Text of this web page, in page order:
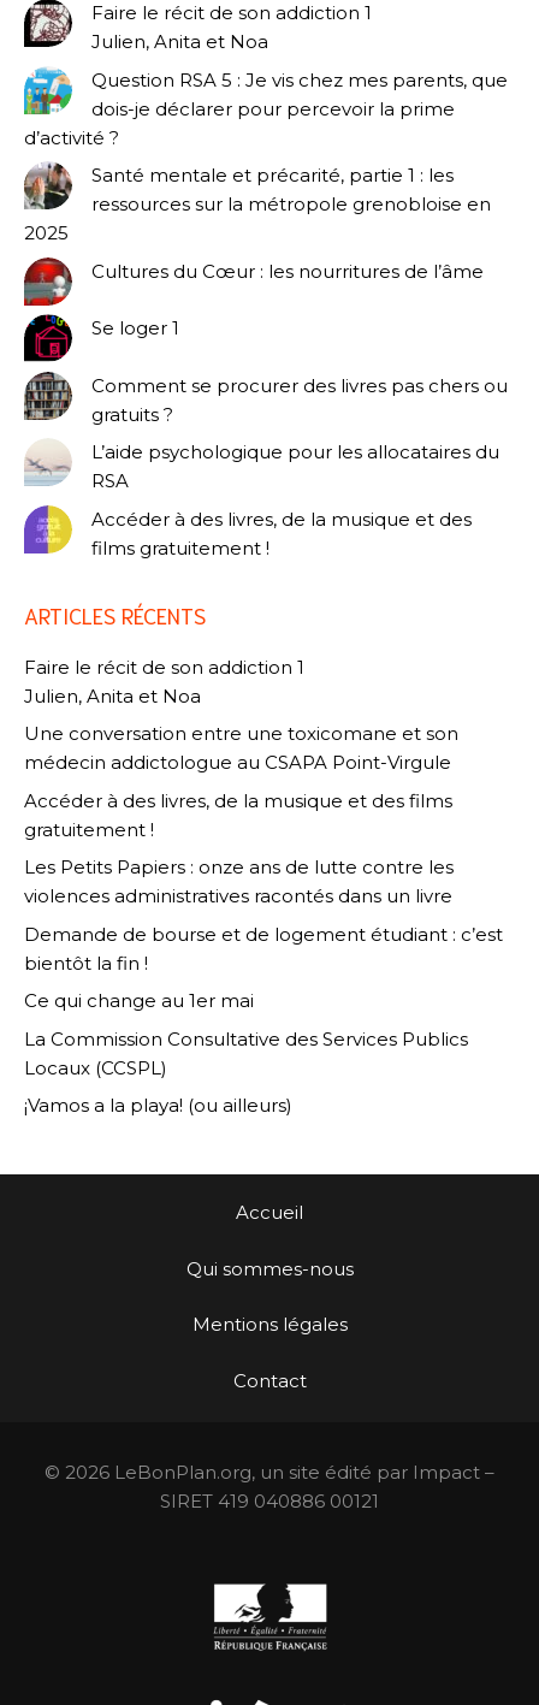
Faire le récit de son addiction 1
Julien, Anita et Noa
Question RSA 5 : Je vis chez mes parents, que
dois-je déclarer pour percevoir la prime
d’activité ?
Santé mentale et précarité, partie 1 : les
ressources sur la métropole grenobloise en
2025
Cultures du Cœur : les nourritures de l’âme
Se loger 1
Comment se procurer des livres pas chers ou
gratuits ?
L’aide psychologique pour les allocataires du
RSA
Accéder à des livres, de la musique et des
films gratuitement !
ARTICLES RÉCENTS
Faire le récit de son addiction 1
Julien, Anita et Noa
Une conversation entre une toxicomane et son
médecin addictologue au CSAPA Point-Virgule
Accéder à des livres, de la musique et des films
gratuitement !
Les Petits Papiers : onze ans de lutte contre les
violences administratives racontés dans un livre
Demande de bourse et de logement étudiant : c’est
bientôt la fin !
Ce qui change au 1er mai
La Commission Consultative des Services Publics
Locaux (CCSPL)
¡Vamos a la playa! (ou ailleurs)
Accueil
Qui sommes-nous
Mentions légales
Contact
© 2026 LeBonPlan.org, un site édité par Impact –
SIRET 419 040886 00121